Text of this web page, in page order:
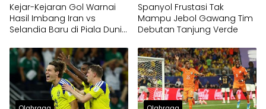
Kejar-Kejaran Gol Warnai
Hasil Imbang Iran vs
Selandia Baru di Piala Dunia
Spanyol Frustasi Tak
Mampu Jebol Gawang Tim
Debutan Tanjung Verde